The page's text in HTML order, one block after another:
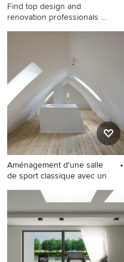
Find top design and
renovation professionals on
Aménagement d'une salle
de sport classique avec un
Aménagement d'une salle de
sport classique avec un mur
blanc, parquet clair, un sol
marron et un plafond voûté.